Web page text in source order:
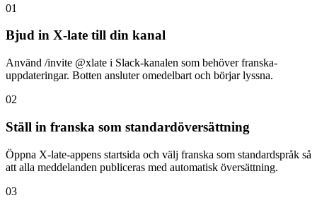
01
Bjud in X-late till din kanal
Använd /invite @xlate i Slack-kanalen som behöver franska-
uppdateringar. Botten ansluter omedelbart och börjar lyssna.
02
Ställ in franska som standardöversättning
Öppna X-late-appens startsida och välj franska som standardspråk så
att alla meddelanden publiceras med automatisk översättning.
03